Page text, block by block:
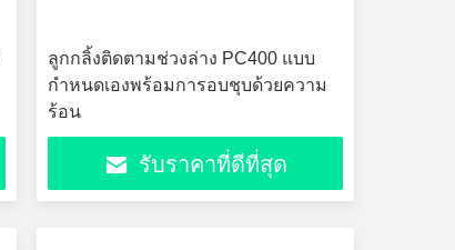
ลูกกลิ้งติดตามช่วงล่าง PC400 แบบ
กำหนดเองพร้อมการอบชุบด้วยความ
ร้อน
รับราคาที่ดีที่สุด